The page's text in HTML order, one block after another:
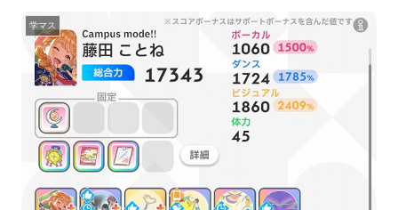
学マス